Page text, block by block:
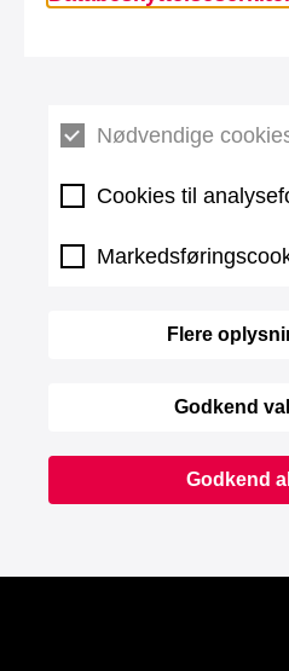
Nødvendige
Cookies til
Flere
Godkend
Godkend